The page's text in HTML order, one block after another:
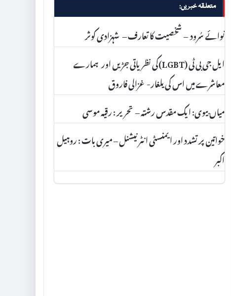
متعلقہ خبریں:
نوائے سُرود – شخصیت کا تعارف – شہزادی کوثر
ایل جی بی ٹی (LGBT)کی نظریاتی جڑیں اور ہمارے
معاشرے میں اس کی یلغار- غزالی فاروق
میاں بیوی: ایک مقدس رشتہ – تحریر : رقیہ موسی
خواتین پر تشدد اور ایمنسٹی انٹرنیشنل – میری بات : روہیل
اکبر